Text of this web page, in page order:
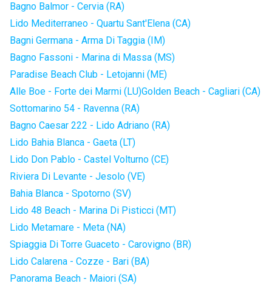
Bagno Balmor - Cervia (RA)
Lido Mediterraneo - Quartu Sant'Elena (CA)
Bagni Germana - Arma Di Taggia (IM)
Bagno Fassoni - Marina di Massa (MS)
Paradise Beach Club - Letojanni (ME)
Alle Boe - Forte dei Marmi (LU)Golden Beach - Cagliari (CA)
Sottomarino 54 - Ravenna (RA)
Bagno Caesar 222 - Lido Adriano (RA)
Lido Bahia Blanca - Gaeta (LT)
Lido Don Pablo - Castel Volturno (CE)
Riviera Di Levante - Jesolo (VE)
Bahia Blanca - Spotorno (SV)
Lido 48 Beach - Marina Di Pisticci (MT)
Lido Metamare - Meta (NA)
Spiaggia Di Torre Guaceto - Carovigno (BR)
Lido Calarena - Cozze - Bari (BA)
Panorama Beach - Maiori (SA)